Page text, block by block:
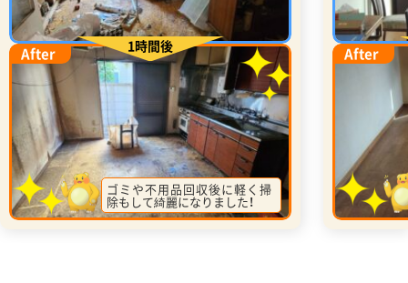
After
ゴミや不用品回収後に軽く掃
除もして綺麗になりました！
1時間後 After